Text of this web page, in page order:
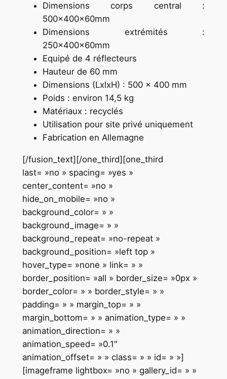
Dimensions corps central :
500x400x60mm
Dimensions extrémités :
250x400x60mm
Equipé de 4 réflecteurs
Hauteur de 60 mm
Dimensions (LxlxH) : 500 x 400 mm
Poids : environ 14,5 kg
Matériaux : recyclés
Utilisation pour site privé uniquement
Fabrication en Allemagne
[/fusion_text][/one_third][one_third
last= »no » spacing= »yes »
center_content= »no »
hide_on_mobile= »no »
background_color= » »
background_image= » »
background_repeat= »no-repeat »
background_position= »left top »
hover_type= »none » link= » »
border_position= »all » border_size= »0px »
border_color= » » border_style= » »
padding= » » margin_top= » »
margin_bottom= » » animation_type= » »
animation_direction= » »
animation_speed= »0.1″
animation_offset= » » class= » » id= » »]
[imageframe lightbox= »no » gallery_id= » »